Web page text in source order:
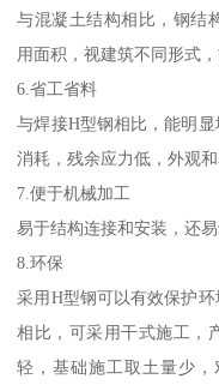
与混凝土结构相比，钢结
用面积，视建筑不同形式
6.省工省料
与焊接H型钢相比，能明
消耗，残余应力低，外观和
7.便于机械加工
易于结构连接和安装，还易
8.环保
采用H型钢可以有效保护
相比，可采用干式施工，
轻，基础施工取土量少